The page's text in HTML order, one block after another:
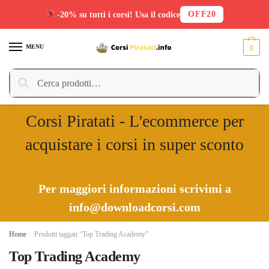
MENU
Cerca:
Cerca
0
Corsi Piratati - L'ecommerce per
acquistare i corsi in super sconto
Per maggiori informazioni scrivimi a
info@downloadcorsi.com
Home Prodotti taggati “Top Trading Academy”
Top Trading Academy
-20% su tutti i corsi! Usa il codice OFF20